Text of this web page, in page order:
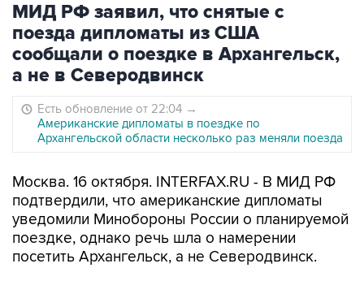
МИД РФ заявил, что снятые с
поезда дипломаты из США
сообщали о поездке в Архангельск,
а не в Северодвинск
Есть обновление от 22:04 →
Американские дипломаты в поездке по
Архангельской области несколько раз меняли поезда
Москва. 16 октября. INTERFAX.RU - В МИД РФ
подтвердили, что американские дипломаты
уведомили Минобороны России о планируемой
поездке, однако речь шла о намерении
посетить Архангельск, а не Северодвинск.